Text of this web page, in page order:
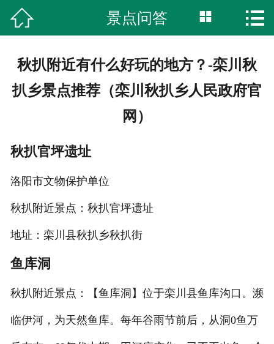
首页
柏林古镇
旅游百科
 景点问答  
秋扒附近有什么好玩的地方？-栾川秋
扒乡景点推荐（栾川秋扒乡人民政府官
网）
秋扒官坪遗址
洛阳市文物保护单位
秋扒附近景点：秋扒官坪遗址
地址：栾川县秋扒乡秋扒街
鱼库洞
秋扒附近景点：【鱼库洞】位于栾川县鱼库沟口。濒
临伊河，为天然鱼库。每年谷雨节前后，从洞0鱼万